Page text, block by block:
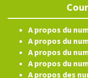
A propos du
A propos du
A propos du
A propos du
A propos des